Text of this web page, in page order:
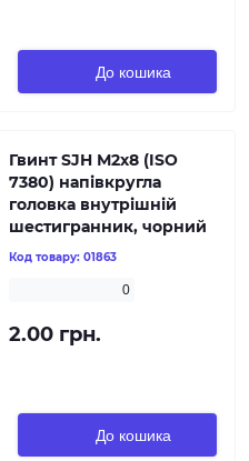
До кошика
Гвинт SJH М2х8 (ISO
7380) напівкругла
головка внутрішній
шестигранник, чорний
Код товару: 01863
0
2.00 грн.
До кошика